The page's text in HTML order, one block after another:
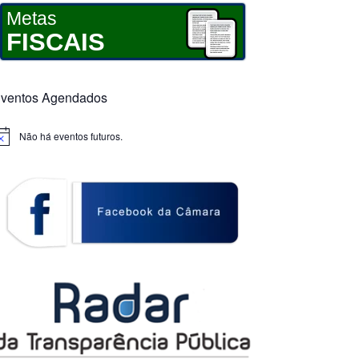
Metas
FISCAIS
Agendados
Não há eventos futuros.